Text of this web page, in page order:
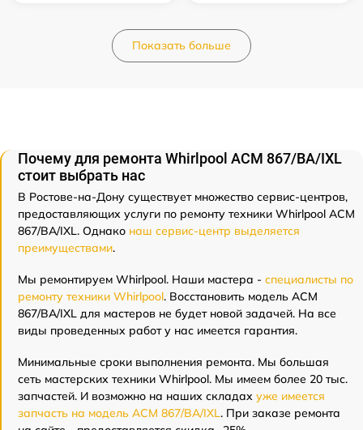
Показать больше
Почему для ремонта Whirlpool ACM 867/BA/IXL
стоит выбрать нас
В Ростове-на-Дону существует множество сервис-центров,
предоставляющих услуги по ремонту техники Whirlpool ACM
867/BA/IXL. Однако наш сервис-центр выделяется
преимуществами.
Мы ремонтируем Whirlpool. Наши мастера - специалисты по
ремонту техники Whirlpool. Восстановить модель ACM
867/BA/IXL для мастеров не будет новой задачей. На все
виды проведенных работ у нас имеется гарантия.
Минимальные сроки выполнения ремонта. Мы большая
сеть мастерских техники Whirlpool. Мы имеем более 20 тыс.
запчастей. И возможно на наших складах уже имеется
запчасть на модель ACM 867/BA/IXL. При заказе ремонта